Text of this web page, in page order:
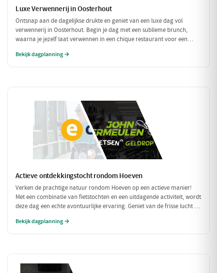
Luxe Verwennerij in Oosterhout
Ontsnap aan de dagelijkse drukte en geniet van een luxe dag vol
verwennerij in Oosterhout. Begin je dag met een sublieme brunch,
waarna je jezelf laat verwennen in een chique restaurant voor een
weg met een bezoek aan een exclusieve wellness. Een dag om nooit te
Bekijk dagplanning →
Actieve ontdekkingstocht rondom Hoeven
Verken de prachtige natuur rondom Hoeven op een actieve manier!
Met een combinatie van fietstochten en een uitdagende activiteit, wordt
deze dag een echte avontuurlijke ervaring. Geniet van de frisse lucht en
Bekijk dagplanning →